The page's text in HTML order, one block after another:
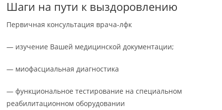
Шаги на пути к выздоровлению
Первичная консультация врача-лфк
— изучение Вашей медицинской документации;
— миофасциальная диагностика
— функциональное тестирование на специальном
реабилитационном оборудовании